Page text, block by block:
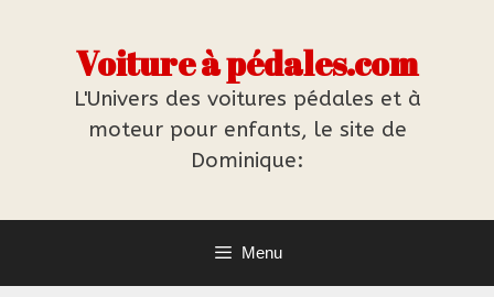
Voiture à pédales.com
L'Univers des voitures pédales et à
moteur pour enfants, le site de
Dominique:
Menu